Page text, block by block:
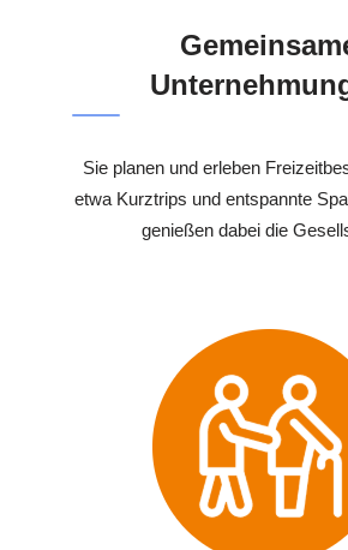
Sie planen und erleben
etwa Kurztrips und entspannte
genießen dabei die